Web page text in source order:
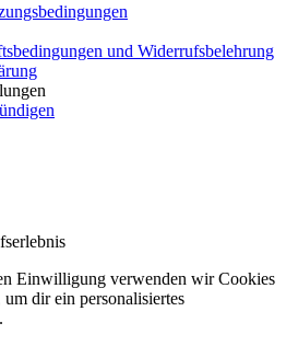
und Widerrufsbelehrung
Einwilligung verwenden wir Cookies
dir ein personalisiertes